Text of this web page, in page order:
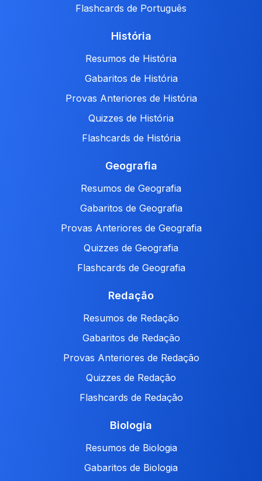
Flashcards de Português
História
Resumos de História
Gabaritos de História
Provas Anteriores de História
Quizzes de História
Flashcards de História
Geografia
Resumos de Geografia
Gabaritos de Geografia
Provas Anteriores de Geografia
Quizzes de Geografia
Flashcards de Geografia
Redação
Resumos de Redação
Gabaritos de Redação
Provas Anteriores de Redação
Quizzes de Redação
Flashcards de Redação
Biologia
Resumos de Biologia
Gabaritos de Biologia